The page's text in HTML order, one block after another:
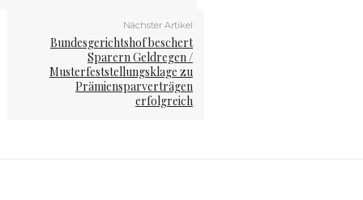
Nächster Artikel
Bundesgerichtshof beschert
Sparern Geldregen /
Musterfeststellungsklage zu
Prämiensparverträgen
erfolgreich